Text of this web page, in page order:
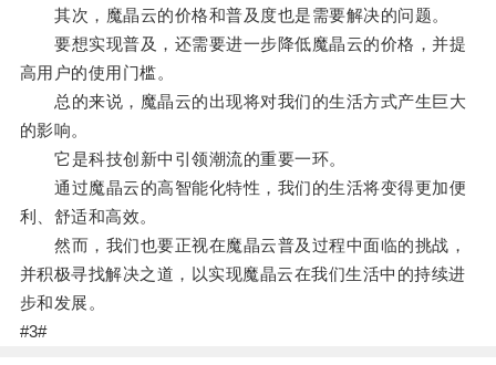
其次，魔晶云的价格和普及度也是需要解决的问题。
要想实现普及，还需要进一步降低魔晶云的价格，并提
高用户的使用门槛。
总的来说，魔晶云的出现将对我们的生活方式产生巨大
的影响。
它是科技创新中引领潮流的重要一环。
通过魔晶云的高智能化特性，我们的生活将变得更加便
利、舒适和高效。
然而，我们也要正视在魔晶云普及过程中面临的挑战，
并积极寻找解决之道，以实现魔晶云在我们生活中的持续进
步和发展。
#3#